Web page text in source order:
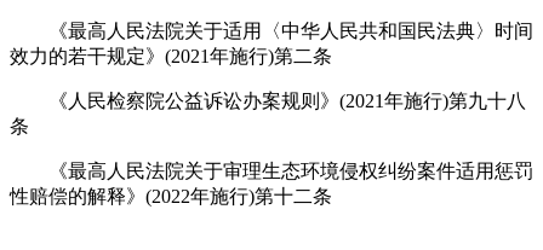
《最高人民法院关于适用〈中华人民共和国民法典〉时间
效力的若干规定》(2021年施行)第二条
《人民检察院公益诉讼办案规则》(2021年施行)第九十八
条
《最高人民法院关于审理生态环境侵权纠纷案件适用惩罚
性赔偿的解释》(2022年施行)第十二条